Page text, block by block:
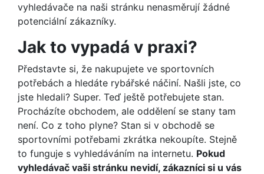
vyhledávače na naši stránku nenasměrují žádné
potenciální zákazníky.
Jak to vypadá v praxi?
Představte si, že nakupujete ve sportovních
potřebách a hledáte rybářské náčiní. Našli jste, co
jste hledali? Super. Teď ještě potřebujete stan.
Procházíte obchodem, ale oddělení se stany tam
není. Co z toho plyne? Stan si v obchodě se
sportovními potřebami zkrátka nekoupíte. Stejně
to funguje s vyhledáváním na internetu. Pokud
vyhledávač vaši stránku nevidí, zákazníci si u vás